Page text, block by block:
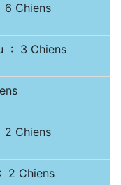
6 Chiens
: 3 Chiens
2 Chiens
2 Chiens